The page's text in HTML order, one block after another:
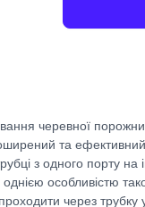
черевної
та ефективний
з одного порту
особливістю
через трубку